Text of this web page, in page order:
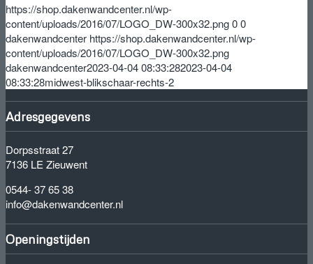
https://shop.dakenwandcenter.nl/wp-
content/uploads/2016/07/LOGO_DW-300x32.png00
dakenwandcenter https://shop.dakenwandcenter.nl/wp-
content/uploads/2016/07/LOGO_DW-300x32.png
dakenwandcenter2023-04-04 08:33:282023-04-04
08:33:28midwest-blikschaar-rechts-2
Adresgegevens
Dorpsstraat 27
7136 LE Zieuwent
0544- 37 65 38
info@dakenwandcenter.nl
Openingstijden